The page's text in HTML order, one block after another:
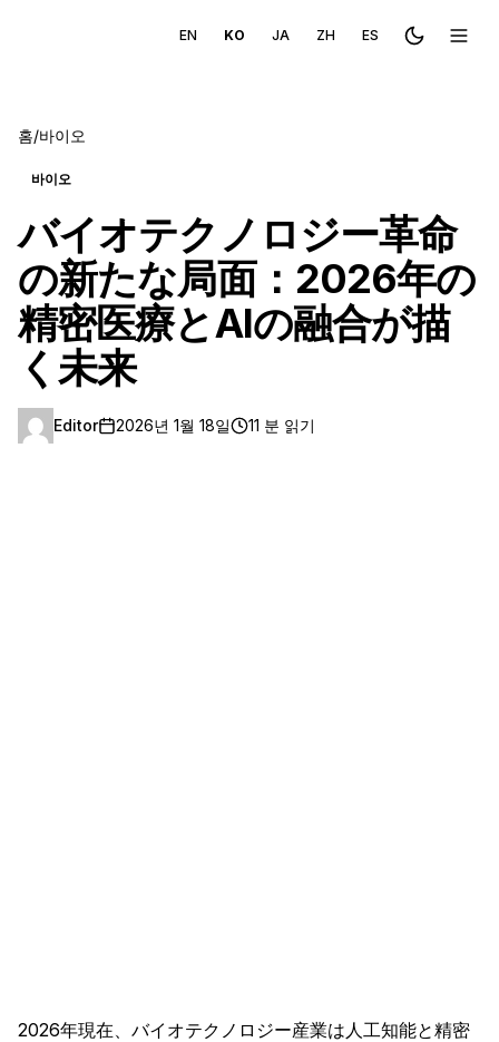
EN KO JA ZH ES Toggle메뉴
홈/바이오
바이오
バイオテクノロジー革命
の新たな局面：2026年の
精密医療とAIの融合が描
く未来
Editor 2026년 1월 18일 11 분 읽기
2026年現在、バイオテクノロジー産業は人工知能と精密